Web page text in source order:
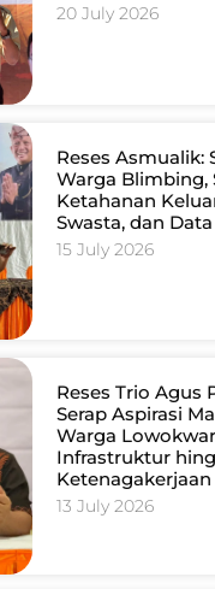
20 July 2026
Reses Asmualik:
Warga Blimbing,
Ketahanan
Swasta, dan
15 July 2026
Reses Trio Agus
Serap Aspirasi
Warga
Infrastruktur
Ketenagakerjaan
13 July 2026